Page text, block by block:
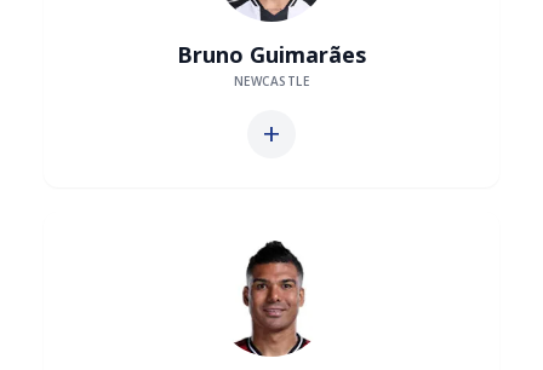
Bruno Guimarães
NEWCASTLE
add